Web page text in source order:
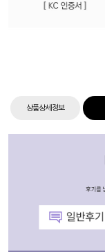
상품상세정보